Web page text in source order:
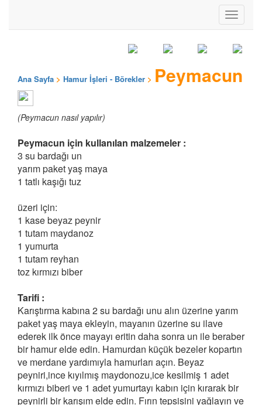
Toggle
Ana Sayfa > Hamur İşleri - Börekler > Peymacun
(Peymacun nasıl yapılır)
Peymacun için kullanılan malzemeler :
3 su bardağı un
yarım paket yaş maya
1 tatlı kaşığı tuz
üzeri için:
1 kase beyaz peynir
1 tutam maydanoz
1 yumurta
1 tutam reyhan
toz kırmızı biber
Tarifi :
Karıştırma kabına 2 su bardağı unu alın üzerine yarım
paket yaş maya ekleyin, mayanın üzerine su ilave
ederek ilk önce mayayı eritin daha sonra un ile beraber
bir hamur elde edin. Hamurdan küçük bezeler kopartın
ve merdane yardımıyla hamurları açın. Beyaz
peyniri,ince kıyılmış maydonozu,ice kesilmiş 1 adet
kırmızı biberi ve 1 adet yumurtayı kabın için kırarak bir
peynirli bir karışım elde edin. Fırın tepsisini yağlayın ve